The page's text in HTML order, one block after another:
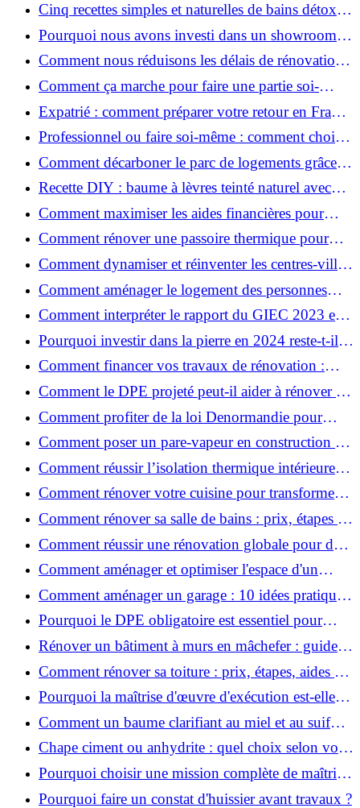
Cinq recettes simples et naturelles de bains détox
maison
Pourquoi nous avons investi dans un showroom-
atelier et ce que cela apporte aux clients
Comment nous réduisons les délais de rénovation à
3 mois au lieu de 6?
Comment ça marche pour faire une partie soi-
même et nous confier le reste ?
Expatrié : comment préparer votre retour en France
et rénover votre bien à distance ?
Professionnel ou faire soi-même : comment choisir
pour votre rénovation ?
Comment décarboner le parc de logements grâce à
la rénovation énergétique ?
Recette DIY : baume à lèvres teinté naturel avec
SPF
Comment maximiser les aides financières pour
votre rénovation ?
Comment rénover une passoire thermique pour
une maison durable ?
Comment dynamiser et réinventer les centres-villes
avec Action Cœur de Ville ?
Comment aménager le logement des personnes
âgées et obtenir des aides financières ?
Comment interpréter le rapport du GIEC 2023 et
en retenir l'essentiel ?
Pourquoi investir dans la pierre en 2024 reste-t-il
un choix sûr ?
Comment financer vos travaux de rénovation :
aides, prêts et solutions pratiques ?
Comment le DPE projeté peut-il aider à rénover et
valoriser votre bien ?
Comment profiter de la loi Denormandie pour
investir dans l'ancien et défiscaliser ?
Comment poser un pare-vapeur en construction et
rénovation : rôle et erreurs à éviter?
Comment réussir l’isolation thermique intérieure
pour une maison économe en énergie ?
Comment rénover votre cuisine pour transformer
votre espace de vie ?
Comment rénover sa salle de bains : prix, étapes et
astuces ?
Comment réussir une rénovation globale pour des
économies et un confort durables?
Comment aménager et optimiser l'espace d'un
studio : 10 astuces pratiques ?
Comment aménager un garage : 10 idées pratiques
et efficaces ?
Pourquoi le DPE obligatoire est essentiel pour
vendre ou louer un bien ?
Rénover un bâtiment à murs en mâchefer : guide
pratique et solutions
Comment rénover sa toiture : prix, étapes, aides et
réglementation ?
Pourquoi la maîtrise d'œuvre d'exécution est-elle
indispensable pour vos chantiers ?
Comment un baume clarifiant au miel et au suif
peut-il purifier la peau ?
Chape ciment ou anhydrite : quel choix selon votre
projet ?
Pourquoi choisir une mission complète de maîtrise
d’œuvre pour réussir vos projets?
Pourquoi faire un constat d'huissier avant travaux ?